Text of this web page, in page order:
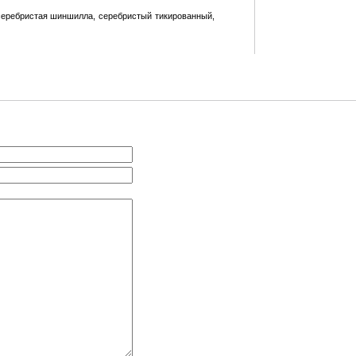
шиншилла, серебристый тикированный,